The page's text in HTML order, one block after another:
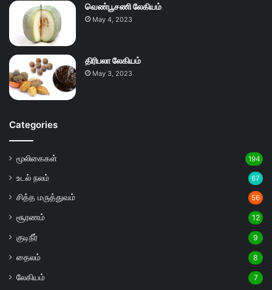
வெண்பூசணி லேகியம்
May 4, 2023
திரிபலா லேகியம்
May 3, 2023
Categories
மூலிகைகள் 194
உடல் நலம் 67
சித்த மருத்துவம் 56
சூரணம் 12
குடிநீர் 9
தைலம் 8
லேகியம் 7